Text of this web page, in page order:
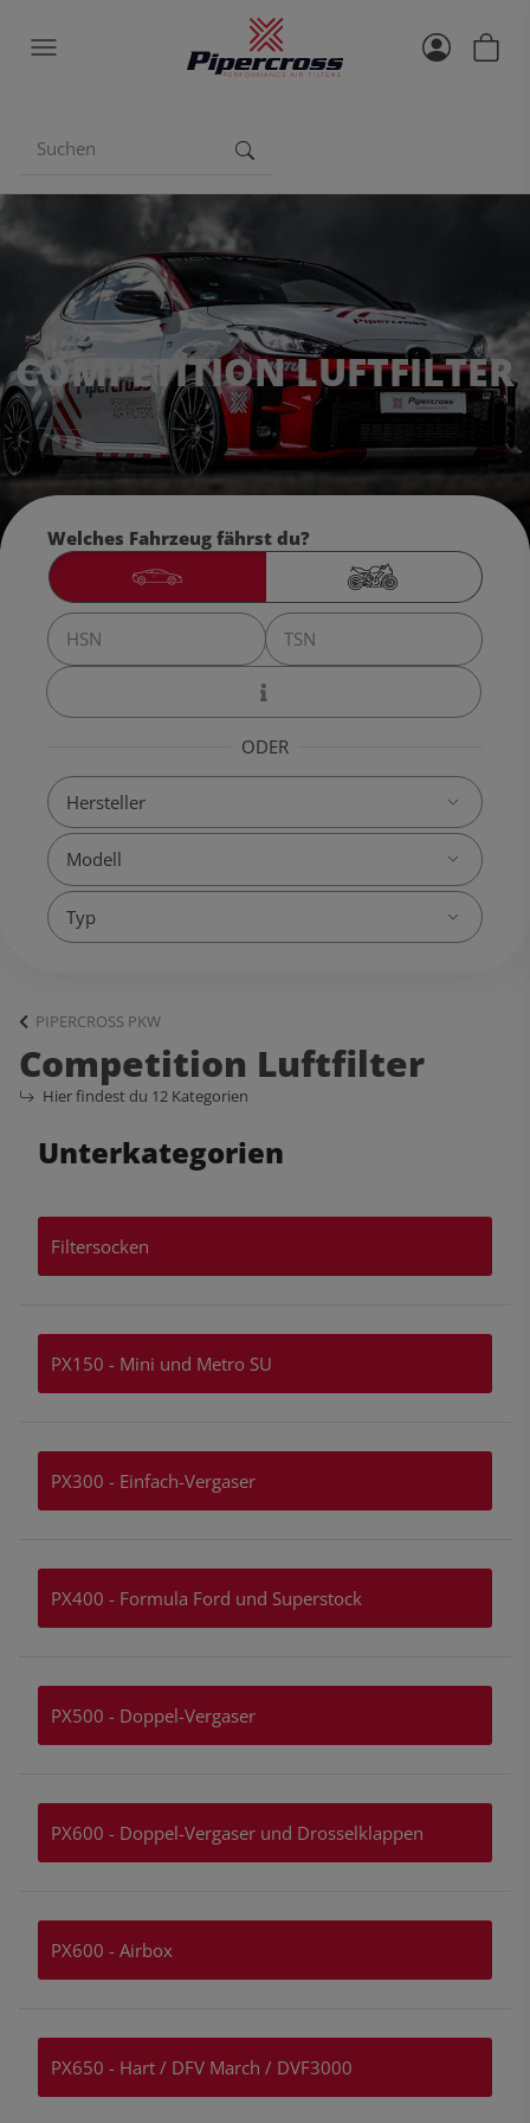
COMPETITION LUFTFILTER
Welches Fahrzeug fährst du?
ODER
PIPERCROSS PKW
Competition Luftfilter
Hier findest du 12 Kategorien
Unterkategorien
Filtersocken
PX150 - Mini und Metro SU
PX300 - Einfach-Vergaser
PX400 - Formula Ford und Superstock
PX500 - Doppel-Vergaser
PX600 - Doppel-Vergaser und Drosselklappen
PX600 - Airbox
PX650 - Hart / DFV March / DVF3000